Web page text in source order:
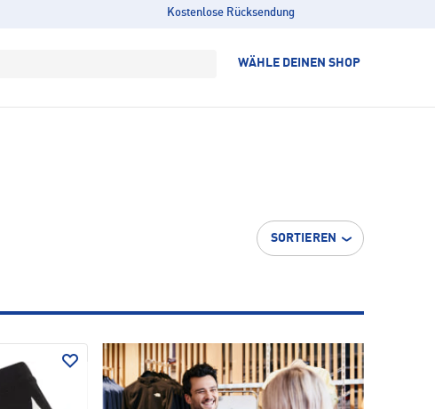
Kostenlose Rücksendung
WÄHLE DEINEN SHOP
SORTIEREN